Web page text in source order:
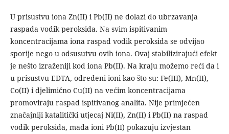
U prisustvu iona Zn(II) i Pb(II) ne dolazi do ubrzavanja
raspada vodik peroksida. Na svim ispitivanim
koncentracijama iona raspad vodik peroksida se odvijao
sporije nego u odsusutvu ovih iona. Ovaj stabilizirajući efekt
je nešto izraženiji kod iona Pb(II). Na kraju možemo reći da i
u prisustvu EDTA, određeni ioni kao što su: Fe(III), Mn(II),
Co(II) i djelimično Cu(II) na većim koncentracijama
promoviraju raspad ispitivanog analita. Nije primjećen
značajniji katalitički utjecaj Ni(II), Zn(II) i Pb(II) na raspad
vodik peroksida, mada ioni Pb(II) pokazuju izvjestan